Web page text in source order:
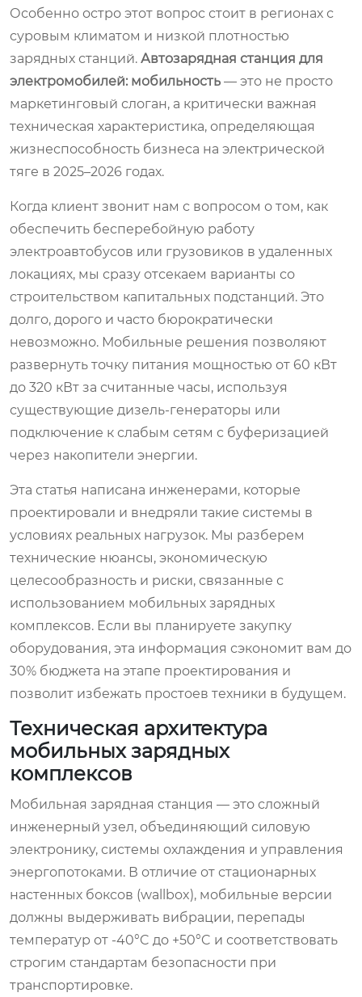
Особенно остро этот вопрос стоит в регионах с
суровым климатом и низкой плотностью
зарядных станций. Автозарядная станция для
электромобилей: мобильность — это не просто
маркетинговый слоган, а критически важная
техническая характеристика, определяющая
жизнеспособность бизнеса на электрической
тяге в 2025–2026 годах.
Когда клиент звонит нам с вопросом о том, как
обеспечить бесперебойную работу
электроавтобусов или грузовиков в удаленных
локациях, мы сразу отсекаем варианты со
строительством капитальных подстанций. Это
долго, дорого и часто бюрократически
невозможно. Мобильные решения позволяют
развернуть точку питания мощностью от 60 кВт
до 320 кВт за считанные часы, используя
существующие дизель-генераторы или
подключение к слабым сетям с буферизацией
через накопители энергии.
Эта статья написана инженерами, которые
проектировали и внедряли такие системы в
условиях реальных нагрузок. Мы разберем
технические нюансы, экономическую
целесообразность и риски, связанные с
использованием мобильных зарядных
комплексов. Если вы планируете закупку
оборудования, эта информация сэкономит вам до
30% бюджета на этапе проектирования и
позволит избежать простоев техники в будущем.
Техническая архитектура
мобильных зарядных
комплексов
Мобильная зарядная станция — это сложный
инженерный узел, объединяющий силовую
электронику, системы охлаждения и управления
энергопотоками. В отличие от стационарных
настенных боксов (wallbox), мобильные версии
должны выдерживать вибрации, перепады
температур от -40°C до +50°C и соответствовать
строгим стандартам безопасности при
транспортировке.